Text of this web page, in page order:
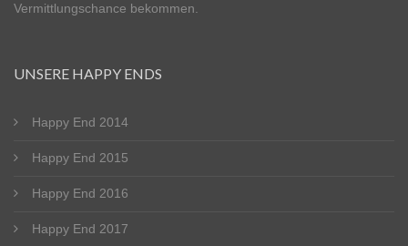
Vermittlungschance bekommen.
UNSERE HAPPY ENDS
Happy End 2014
Happy End 2015
Happy End 2016
Happy End 2017